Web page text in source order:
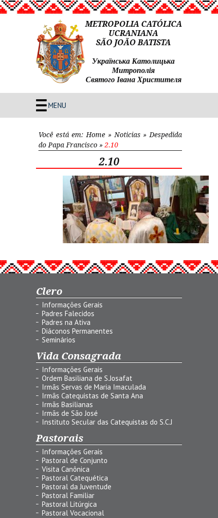
METROPOLIA CATÓLICA
UCRANIANA
SÃO JOÃO BATISTA
Українська Католицька
Митрополія
Святого Івана Христителя
MENU
Você está em: Home » Noticias » Despedida
do Papa Francisco » 2.10
2.10
Clero
Informações Gerais
Padres Falecidos
Padres na Ativa
Diáconos Permanentes
Seminários
Vida Consagrada
Informações Gerais
Ordem Basiliana de S.Josafat
Irmãs Servas de Maria Imaculada
Irmãs Catequistas de Santa Ana
Irmãs Basilianas
Irmãs de São José
Instituto Secular das Catequistas do S.C.J
Pastorais
Informações Gerais
Pastoral de Conjunto
Visita Canônica
Pastoral Catequética
Pastoral da Juventude
Pastoral Familiar
Pastoral Litúrgica
Pastoral Vocacional